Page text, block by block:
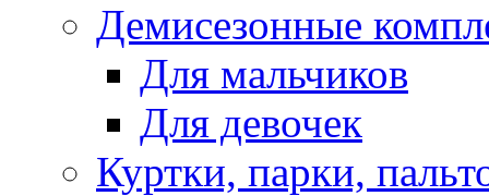
Демисезонные
Для мальчиков
Для девочек
Куртки, парки,